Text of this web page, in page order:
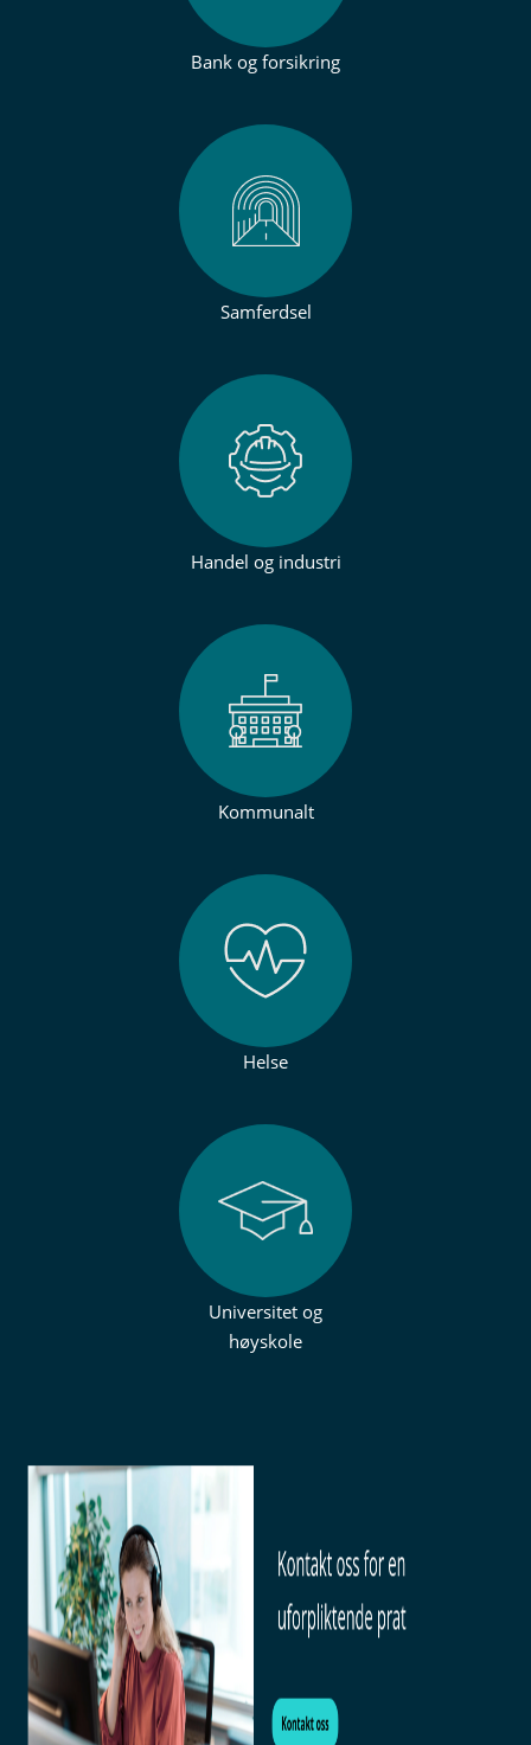
Bank og forsikring
Samferdsel
Handel og industri
Kommunalt
Helse
Universitet og
høyskole